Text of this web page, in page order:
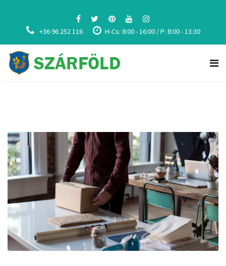
+36 96 252 116 H-Cs: 8:00 - 16:00 / P: 8:00 - 13:30